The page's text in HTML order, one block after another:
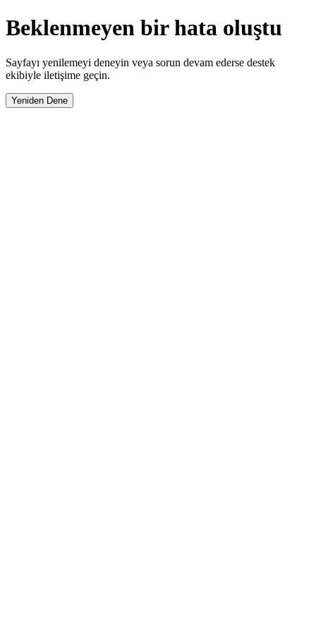
Beklenmeyen bir hata oluştu
Sayfayı yenilemeyi deneyin veya sorun devam ederse destek
ekibiyle iletişime geçin.
Yeniden Dene